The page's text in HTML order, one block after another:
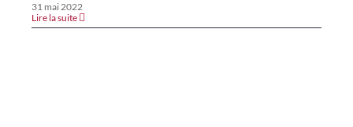
31 mai 2022
Lire la suite
Marque,